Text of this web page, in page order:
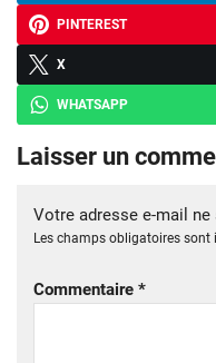
PINTEREST
X
WHATSAPP
Laisser un
Votre adresse e-mail ne
Les champs obligatoires sont
Commentaire *